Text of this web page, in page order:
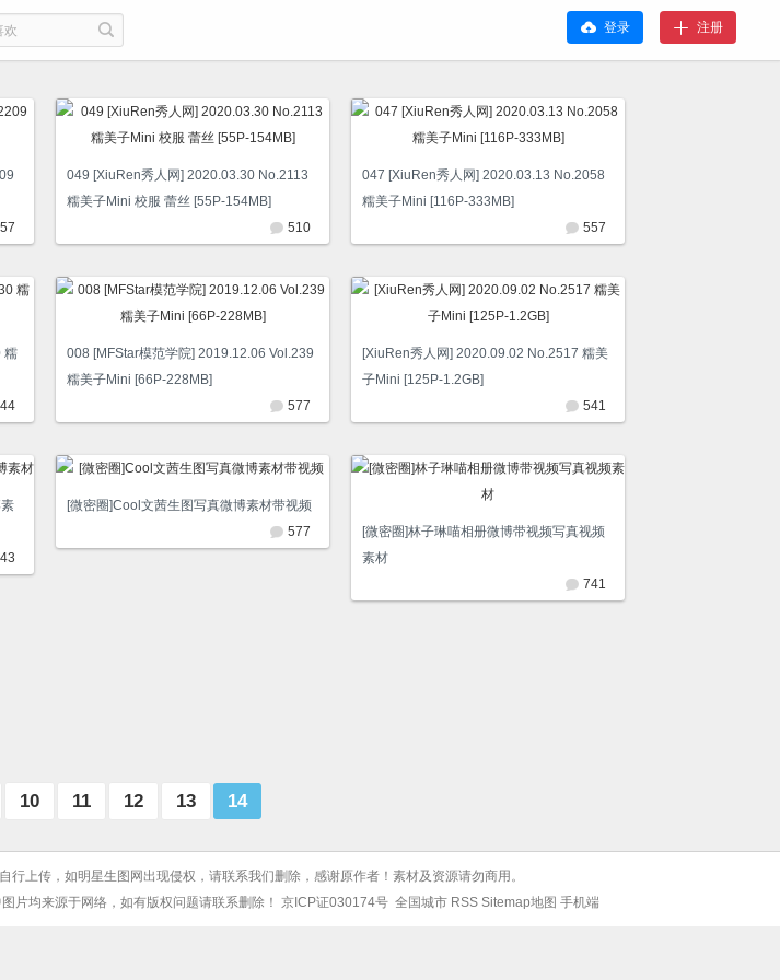
登录 注册
049 [XiuRen秀人网] 2020.03.30 No.2113
糯美子Mini 校服 蕾丝 [55P-154MB]
510
047 [XiuRen秀人网] 2020.03.13 No.2058
糯美子Mini [116P-333MB]
557
糯
008 [MFStar模范学院] 2019.12.06 Vol.239
糯美子Mini [66P-228MB]
577
[XiuRen秀人网] 2020.09.02 No.2517 糯美
子Mini [125P-1.2GB]
541
[微密圈]Cool文茜生图写真微博素材带视频
577
[微密圈]林子琳喵相册微博带视频写真视频
素材
741
10 11 12 13 14
上传，如明星生图网出现侵权，请联系我们删除，感谢原作者！素材及资源请勿商用。
片均来源于网络，如有版权问题请联系删除！ 京ICP证030174号 全国城市 RSS Sitemap地图 手机端